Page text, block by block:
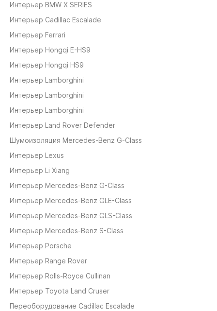
Интерьер BMW X SERIES
Интерьер Cadillac Escalade
Интерьер Ferrari
Интерьер Hongqi E-HS9
Интерьер Hongqi HS9
Интерьер Lamborghini
Интерьер Lamborghini
Интерьер Lamborghini
Интерьер Land Rover Defender
Шумоизоляция Mercedes-Benz G-Class
Интерьер Lexus
Интерьер Li Xiang
Интерьер Mercedes-Benz G-Class
Интерьер Mercedes-Benz GLE-Class
Интерьер Mercedes-Benz GLS-Class
Интерьер Mercedes-Benz S-Class
Интерьер Porsche
Интерьер Range Rover
Интерьер Rolls-Royce Cullinan
Интерьер Toyota Land Cruser
Переоборудование Cadillaс Escalade